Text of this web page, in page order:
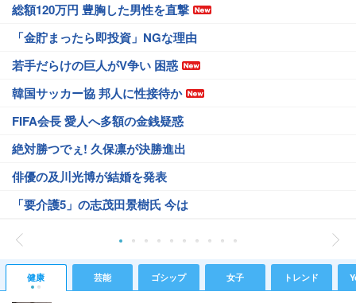
総額120万円 豊胸した男性を直撃
「金貯まったら即投資」NGな理由
若手だらけの巨人がV争い 困惑
韓国サッカー協 邦人に性接待か
FIFA会長 愛人へ多額の金銭疑惑
絶対勝つでぇ! 久保凛が決勝進出
俳優の及川光博が結婚を発表
「要介護5」の志茂田景樹氏 今は
健康 芸能 ゴシップ 女子 トレンド